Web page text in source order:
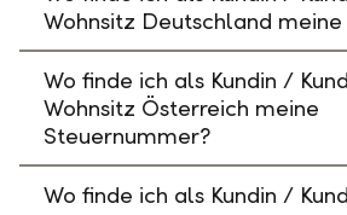
Wohnsitz Deutschland
Wo finde ich als Kundin /
Wohnsitz Österreich meine
Steuernummer?
Wo finde ich als Kundin /